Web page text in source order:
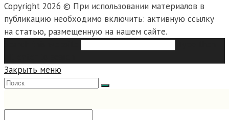
Copyright 2026 © При использовании материалов в
публикацию необходимо включить: активную ссылку
на статью, размещенную на нашем сайте.
Закрыть меню